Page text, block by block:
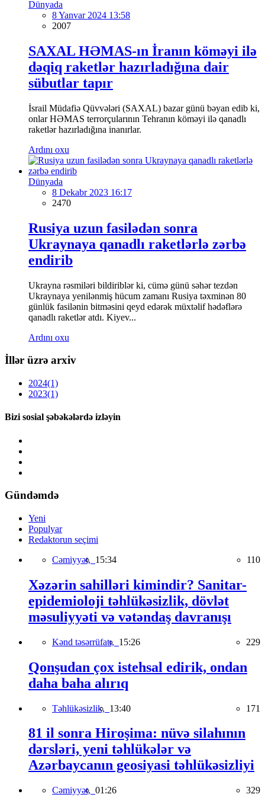
Dünyada
8 Yanvar 2024 13:58
2007
SAXAL HƏMAS-ın İranın köməyi ilə
dəqiq raketlər hazırladığına dair
sübutlar tapır
İsrail Müdafiə Qüvvələri (SAXAL) bazar günü bəyan edib ki,
onlar HƏMAS terrorçularının Tehranın köməyi ilə qanadlı
raketlər hazırladığına inanırlar.
Ardını oxu
Dünyada
8 Dekabr 2023 16:17
2470
Rusiya uzun fasilədən sonra
Ukraynaya qanadlı raketlərlə zərbə
endirib
Ukrayna rəsmiləri bildiriblər ki, cümə günü səhər tezdən
Ukraynaya yenilənmiş hücum zamanı Rusiya təxminən 80
günlük fasilənin bitməsini qeyd edərək müxtəlif hədəflərə
qanadlı raketlər atdı. Kiyev...
Ardını oxu
İllər üzrə arxiv
2024(1)
2023(1)
Bizi sosial şəbəkələrdə izləyin
Gündəmdə
Yeni
Populyar
Redaktorun seçimi
Cəmiyyət, 15:34 110
Xəzərin sahilləri kimindir? Sanitar-
epidemioloji təhlükəsizlik, dövlət
məsuliyyəti və vətəndaş davranışı
Kənd təsərrüfatı, 15:26 229
Qonşudan çox istehsal edirik, ondan
daha baha alırıq
Təhlükəsizlik, 13:40 171
81 il sonra Hiroşima: nüvə silahının
dərsləri, yeni təhlükələr və
Azərbaycanın geosiyasi təhlükəsizliyi
Cəmiyyət, 01:26 329